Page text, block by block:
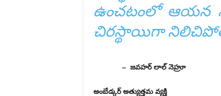
ఉంచటంలో ఆయన
చిరస్థాయిగా
– జవహర్‌ లాల్‌ నెహ్రూ
అంబేడ్కర్‌ అత్యుత్తమ వ్యక్తి